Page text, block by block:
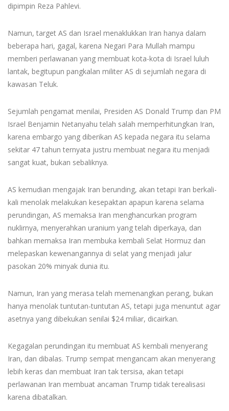
dipimpin Reza Pahlevi.
Namun, target AS dan Israel menaklukkan Iran hanya dalam
beberapa hari, gagal, karena Negari Para Mullah mampu
memberi perlawanan yang membuat kota-kota di Israel luluh
lantak, begitupun pangkalan militer AS di sejumlah negara di
kawasan Teluk.
Sejumlah pengamat menilai, Presiden AS Donald Trump dan PM
Israel Benjamin Netanyahu telah salah memperhitungkan Iran,
karena embargo yang diberikan AS kepada negara itu selama
sekitar 47 tahun ternyata justru membuat negara itu menjadi
sangat kuat, bukan sebaliknya.
AS kemudian mengajak Iran berunding, akan tetapi Iran berkali-
kali menolak melakukan kesepaktan apapun karena selama
perundingan, AS memaksa Iran menghancurkan program
nuklirnya, menyerahkan uranium yang telah diperkaya, dan
bahkan memaksa Iran membuka kembali Selat Hormuz dan
melepaskan kewenangannya di selat yang menjadi jalur
pasokan 20% minyak dunia itu.
Namun, Iran yang merasa telah memenangkan perang, bukan
hanya menolak tuntutan-tuntutan AS, tetapi juga menuntut agar
asetnya yang dibekukan senilai $24 miliar, dicairkan.
Kegagalan perundingan itu membuat AS kembali menyerang
Iran, dan dibalas. Trump sempat mengancam akan menyerang
lebih keras dan membuat Iran tak tersisa, akan tetapi
perlawanan Iran membuat ancaman Trump tidak terealisasi
karena dibatalkan.